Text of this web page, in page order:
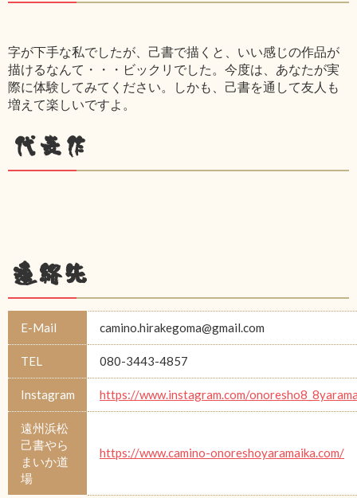
字が下手な私でしたが、己書で描くと、いい感じの作品が
描けるなんて・・・ビックリでした。今度は、あなたが実
際に体験してみてください。しかも、己書を通して友人も
増えて楽しいですよ。
代表作
連絡先
E-Mail camino.hirakegoma@gmail.com
TEL 080-3443-4857
Instagram https://www.instagram.com/
遠州浜松
己書やら
まいか道
場
https://www.camino-onoreshoyaramaika.com/